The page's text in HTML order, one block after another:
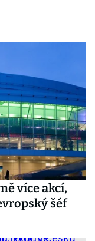
více akcí,
šéf